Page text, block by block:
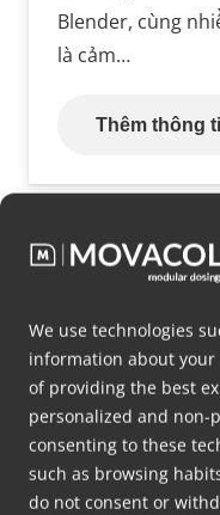
We use technologies
information about your
of providing the best
personalized and non-
consenting to these
such as browsing
do not consent or
Blender, cùng
là cảm…
Thêm thông
What is inline
Inline dosing
directly to the
inline dosing
directly at the
also known as
industry.